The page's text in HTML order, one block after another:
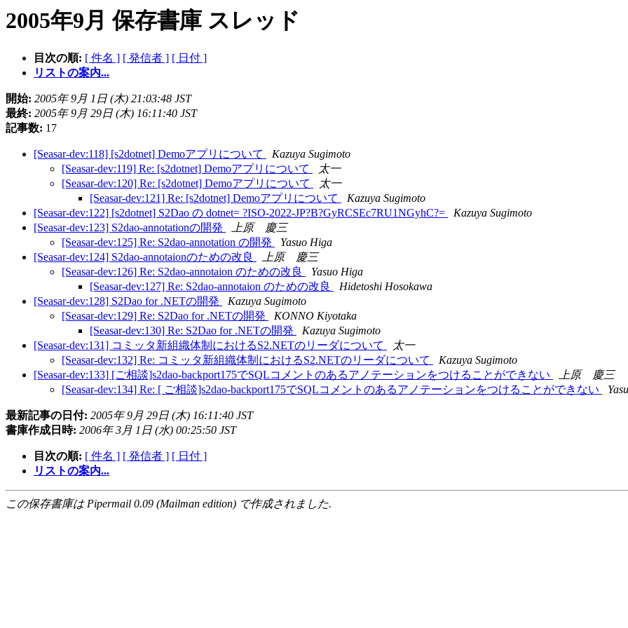
2005年9月 保存書庫 スレッド
目次の順: [ 件名 ] [ 発信者 ] [ 日付 ]
リストの案内...
開始: 2005年 9月 1日 (木) 21:03:48 JST
最終: 2005年 9月 29日 (木) 16:11:40 JST
記事数: 17
[Seasar-dev:118] [s2dotnet] Demoアプリについて
Kazuya Sugimoto
[Seasar-dev:119] Re: [s2dotnet] Demoアプリについて
太一
[Seasar-dev:120] Re: [s2dotnet] Demoアプリについて
太一
[Seasar-dev:121] Re: [s2dotnet] Demoアプリについて
Kazuya Sugimoto
[Seasar-dev:122] [s2dotnet] S2Dao の dotnet= ?ISO-2022-JP?B?GyRCSEc7RU1NGyhC?=
Kazuya Sugimoto
[Seasar-dev:123] S2dao-annotationの開発
上原 慶三
[Seasar-dev:125] Re: S2dao-annotation の開発
Yasuo Higa
[Seasar-dev:124] S2dao-annotaionのための改良
上原 慶三
[Seasar-dev:126] Re: S2dao-annotaion のための改良
Yasuo Higa
[Seasar-dev:127] Re: S2dao-annotaion のための改良
Hidetoshi Hosokawa
[Seasar-dev:128] S2Dao for .NETの開発
Kazuya Sugimoto
[Seasar-dev:129] Re: S2Dao for .NETの開発
KONNO Kiyotaka
[Seasar-dev:130] Re: S2Dao for .NETの開発
Kazuya Sugimoto
[Seasar-dev:131] コミッタ新組織体制におけるS2.NETのリーダについて
太一
[Seasar-dev:132] Re: コミッタ新組織体制におけるS2.NETのリーダについて
Kazuya Sugimoto
[Seasar-dev:133] [ご相談]s2dao-backport175でSQLコメントのあるアノテーションをつけることができない
上原 慶三
[Seasar-dev:134] Re: [ ご相談]s2dao-backport175でSQLコメントのあるアノテーションをつけることができない
最新記事の日付: 2005年 9月 29日 (木) 16:11:40 JST
書庫作成日時: 2006年 3月 1日 (水) 00:25:50 JST
目次の順: [ 件名 ] [ 発信者 ] [ 日付 ]
リストの案内...
この保存書庫は Pipermail 0.09 (Mailman edition) で作成されました.